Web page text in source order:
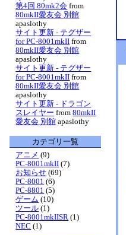
第4回 80mk2会 from
80mkII愛友会 別館
apaslothy
サイト更新 - テグザー
for PC-8001mkII from
80mkII愛友会 別館
apaslothy
サイト更新 - テグザー
for PC-8001mkII from
80mkII愛友会 別館
apaslothy
サイト更新 - ドラゴン
スレイヤー from 80mkII
愛友会 別館 apaslothy
カテゴリ一覧
アニメ (9)
PC-8001mkII (7)
お知らせ (69)
PC-8001 (6)
PC-8801 (5)
ゲーム (10)
ツール (1)
PC-8001mkIISR (1)
NEC (1)